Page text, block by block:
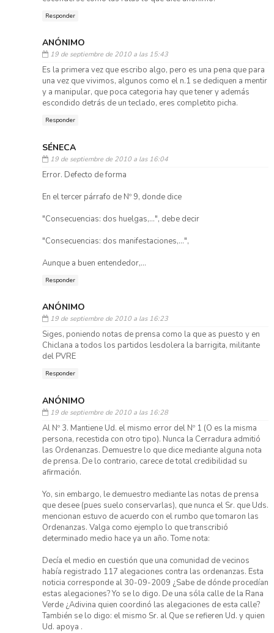
Responder
ANÓNIMO
19 de septiembre de 2010 a las 15:43
Es la primera vez que escribo algo, pero es una pena que para
una vez que vivimos, algunos como el n.1 se dediquen a mentir
y a manipular, que poca categoria hay que tener y además
escondido detrás de un teclado, eres completito picha.
Responder
SÉNECA
19 de septiembre de 2010 a las 16:04
Error. Defecto de forma
En el tercer párrafo de Nº 9, donde dice
"Consecuencias: dos huelgas,...", debe decir
"Consecuencias: dos manifestaciones,...",
Aunque a buen entendedor,...
Responder
ANÓNIMO
19 de septiembre de 2010 a las 16:23
Siges, poniendo notas de prensa como la que as puesto y en
Chiclana a todos los partidos lesdolera la barrigita, militante
del PVRE
Responder
ANÓNIMO
19 de septiembre de 2010 a las 16:28
Al Nº 3. Mantiene Ud. el mismo error del Nº 1 (O es la misma
persona, recestida con otro tipo). Nunca la Cerradura admitió
las Ordenanzas. Demuestre lo que dice mediante alguna nota
de prensa. De lo contrario, carece de total credibilidad su
afirmación.
Yo, sin embargo, le demuestro mediante las notas de prensa
que desee (pues suelo conservarlas), que nunca el Sr. que Uds.
mencionan estuvo de acuerdo con el rumbo que tomaron las
Ordenanzas. Valga como ejemplo lo que transcribió
determinado medio hace ya un año. Tome nota:
Decía el medio en cuestión que una comunidad de vecinos
había registrado 117 alegaciones contra las ordenanzas. Esta
noticia corresponde al 30-09-2009 ¿Sabe de dónde procedían
estas alegaciones? Yo se lo digo. De una sóla calle de la Rana
Verde ¿Adivina quien coordinó las alegaciones de esta calle?
También se lo digo: el mismo Sr. al Que se refieren Ud. y quien
Ud. apoya .